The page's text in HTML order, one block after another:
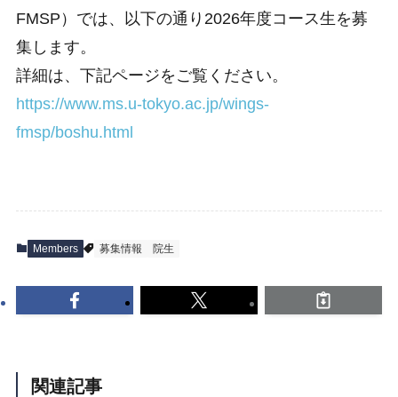
FMSP）では、以下の通り2026年度コース生を募
集します。
詳細は、下記ページをご覧ください。
https://www.ms.u-tokyo.ac.jp/wings-
fmsp/boshu.html
Members 募集情報 院生
関連記事